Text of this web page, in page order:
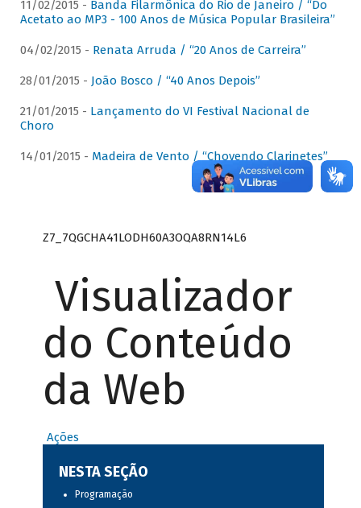
11/02/2015 - Banda Filarmônica do Rio de Janeiro / “Do
Acetato ao MP3 - 100 Anos de Música Popular Brasileira”
04/02/2015 - Renata Arruda / “20 Anos de Carreira”
28/01/2015 - João Bosco / “40 Anos Depois”
21/01/2015 - Lançamento do VI Festival Nacional de
Choro
14/01/2015 - Madeira de Vento / “Chovendo Clarinetes”
Z7_7QGCHA41LODH60A3OQA8RN14L6
Visualizador
do Conteúdo
da Web
Ações
NESTA SEÇÃO
Programação